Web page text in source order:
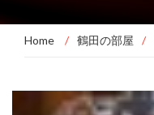
Home / 鶴田の部屋 /